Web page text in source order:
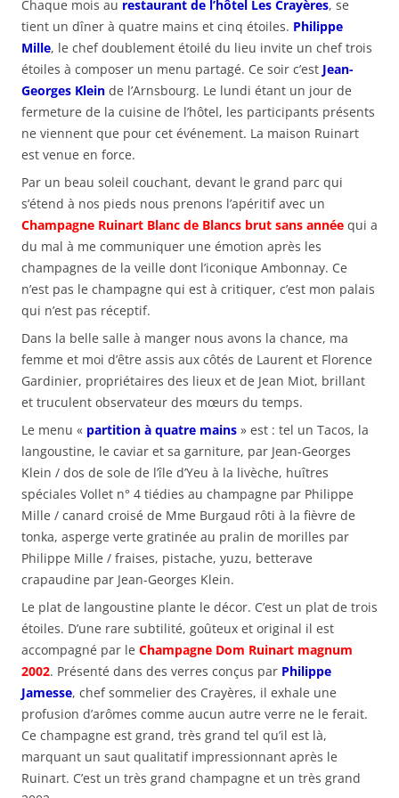
Chaque mois au restaurant de l’hôtel Les Crayères, se
tient un dîner à quatre mains et cinq étoiles. Philippe
Mille, le chef doublement étoilé du lieu invite un chef trois
étoiles à composer un menu partagé. Ce soir c’est Jean-
Georges Klein de l’Arnsbourg. Le lundi étant un jour de
fermeture de la cuisine de l’hôtel, les participants présents
ne viennent que pour cet événement. La maison Ruinart
est venue en force.
Par un beau soleil couchant, devant le grand parc qui
s’étend à nos pieds nous prenons l’apéritif avec un
Champagne Ruinart Blanc de Blancs brut sans année qui a
du mal à me communiquer une émotion après les
champagnes de la veille dont l’iconique Ambonnay. Ce
n’est pas le champagne qui est à critiquer, c’est mon palais
qui n’est pas réceptif.
Dans la belle salle à manger nous avons la chance, ma
femme et moi d’être assis aux côtés de Laurent et Florence
Gardinier, propriétaires des lieux et de Jean Miot, brillant
et truculent observateur des mœurs du temps.
Le menu « partition à quatre mains » est : tel un Tacos, la
langoustine, le caviar et sa garniture, par Jean-Georges
Klein / dos de sole de l’île d’Yeu à la livèche, huîtres
spéciales Vollet n° 4 tiédies au champagne par Philippe
Mille / canard croisé de Mme Burgaud rôti à la fièvre de
tonka, asperge verte gratinée au pralin de morilles par
Philippe Mille / fraises, pistache, yuzu, betterave
crapaudine par Jean-Georges Klein.
Le plat de langoustine plante le décor. C’est un plat de trois
étoiles. D’une rare subtilité, goûteux et original il est
accompagné par le Champagne Dom Ruinart magnum
2002. Présenté dans des verres conçus par Philippe
Jamesse, chef sommelier des Crayères, il exhale une
profusion d’arômes comme aucun autre verre ne le ferait.
Ce champagne est grand, très grand tel qu’il est là,
marquant un saut qualitatif impressionnant après le
Ruinart. C’est un très grand champagne et un très grand